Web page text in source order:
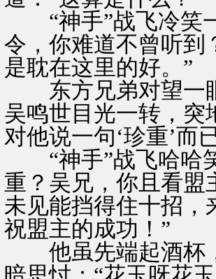
“神手”战飞冷笑一
令，你难道不曾听到
是耽在这里的好。”
东方兄弟对望一眼
吴鸣世目光一转，突
对他说一句‘珍重’而
“神手”战飞哈哈笑
重？吴兄，你且看盟
未见能挡得住十招
祝盟主的成功！”
他虽先端起酒杯，